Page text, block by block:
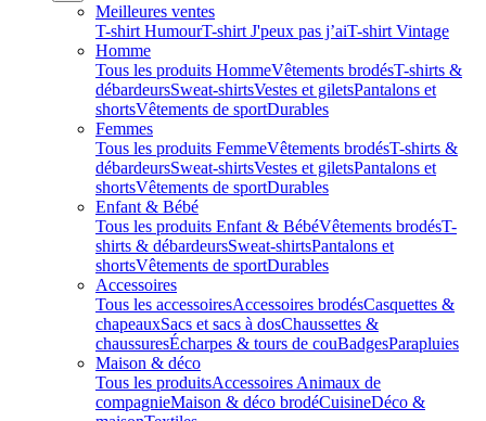
Meilleures ventes
T-shirt HumourT-shirt J'peux pas j’aiT-shirt Vintage
Homme
Tous les produits HommeVêtements brodésT-shirts &
débardeursSweat-shirtsVestes et giletsPantalons et
shortsVêtements de sportDurables
Femmes
Tous les produits FemmeVêtements brodésT-shirts &
débardeursSweat-shirtsVestes et giletsPantalons et
shortsVêtements de sportDurables
Enfant & Bébé
Tous les produits Enfant & BébéVêtements brodésT-
shirts & débardeursSweat-shirtsPantalons et
shortsVêtements de sportDurables
Accessoires
Tous les accessoiresAccessoires brodésCasquettes &
chapeauxSacs et sacs à dosChaussettes &
chaussuresÉcharpes & tours de couBadgesParapluies
Maison & déco
Tous les produitsAccessoires Animaux de
compagnieMaison & déco brodéCuisineDéco &